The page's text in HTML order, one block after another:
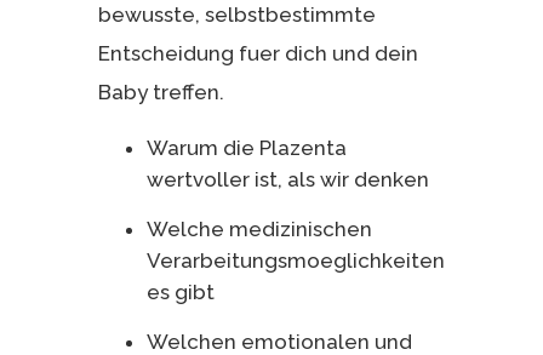
bewusste, selbstbestimmte
Entscheidung fuer dich und dein
Baby treffen.
Warum die Plazenta
wertvoller ist, als wir denken
Welche medizinischen
Verarbeitungsmoeglichkeiten
es gibt
Welchen emotionalen und